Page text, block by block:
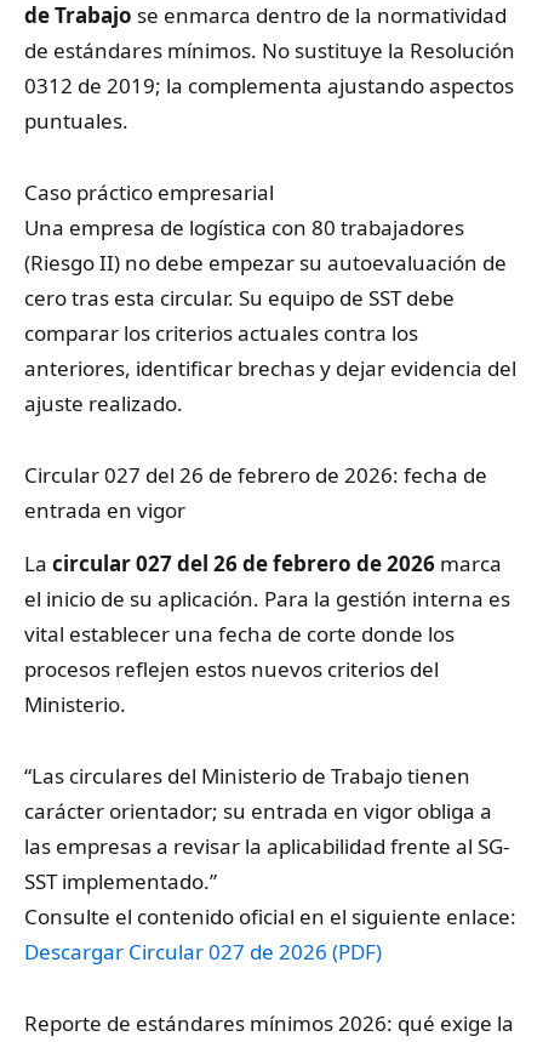
de Trabajo se enmarca dentro de la normatividad
de estándares mínimos. No sustituye la Resolución
0312 de 2019; la complementa ajustando aspectos
puntuales.
Caso práctico empresarial
Una empresa de logística con 80 trabajadores
(Riesgo II) no debe empezar su autoevaluación de
cero tras esta circular. Su equipo de SST debe
comparar los criterios actuales contra los
anteriores, identificar brechas y dejar evidencia del
ajuste realizado.
Circular 027 del 26 de febrero de 2026: fecha de
entrada en vigor
La circular 027 del 26 de febrero de 2026 marca
el inicio de su aplicación. Para la gestión interna es
vital establecer una fecha de corte donde los
procesos reflejen estos nuevos criterios del
Ministerio.
“Las circulares del Ministerio de Trabajo tienen
carácter orientador; su entrada en vigor obliga a
las empresas a revisar la aplicabilidad frente al SG-
SST implementado.”
Consulte el contenido oficial en el siguiente enlace:
Descargar Circular 027 de 2026 (PDF)
Reporte de estándares mínimos 2026: qué exige la